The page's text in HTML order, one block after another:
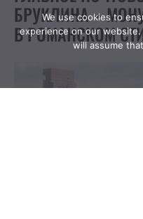
We use cookies to
experience on our
will assume